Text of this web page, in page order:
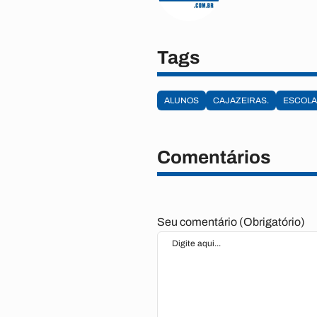
Tags
ALUNOS CAJAZEIRAS. ESCOLA
Comentários
Seu comentário (Obrigatório)